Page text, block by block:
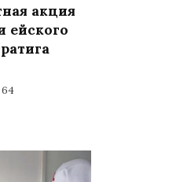
акция
ейского
64